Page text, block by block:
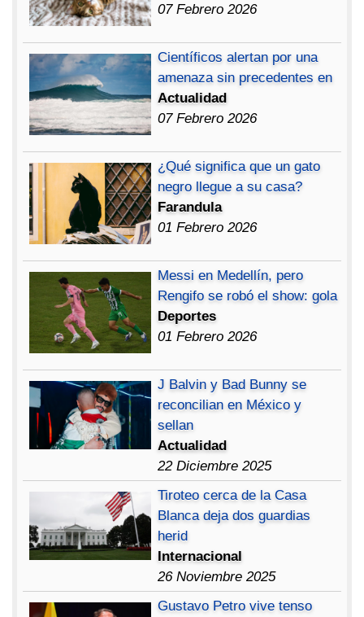
07 Febrero 2026
Científicos alertan por una
amenaza sin precedentes en
Actualidad
07 Febrero 2026
¿Qué significa que un gato
negro llegue a su casa?
Farandula
01 Febrero 2026
Messi en Medellín, pero
Rengifo se robó el show: gola
Deportes
01 Febrero 2026
J Balvin y Bad Bunny se
reconcilian en México y
sellan
Actualidad
22 Diciembre 2025
Tiroteo cerca de la Casa
Blanca deja dos guardias
herid
Internacional
26 Noviembre 2025
Gustavo Petro vive tenso